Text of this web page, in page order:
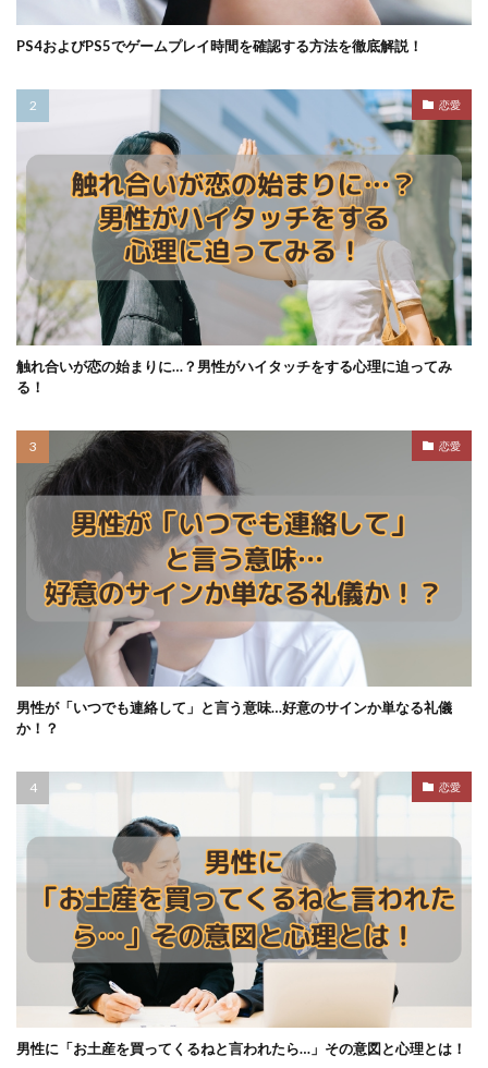
PS4およびPS5でゲームプレイ時間を確認する方法を徹底解説！
恋愛
触れ合いが恋の始まりに…？男性がハイタッチをする心理に迫ってみ
る！
恋愛
男性が「いつでも連絡して」と言う意味…好意のサインか単なる礼儀
か！？
恋愛
男性に「お土産を買ってくるねと言われたら…」その意図と心理とは！